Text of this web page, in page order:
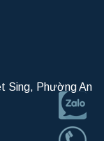
Sing, Phường An